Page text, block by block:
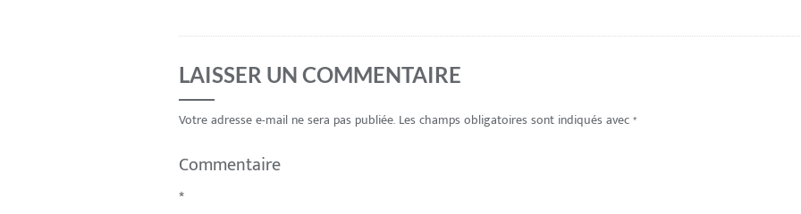
LAISSER UN COMMENTAIRE
Votre adresse e-mail ne sera pas publiée. Les champs obligatoires sont indiqués avec*
Commentaire
*